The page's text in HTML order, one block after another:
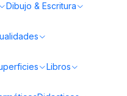
Dibujo & Escritura
Libros
Agotado
20702170 Artel